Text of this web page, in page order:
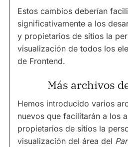
Estos cambios deberían
significativamente a los
y propietarios de sitios la
visualización de todos los
de Frontend.
Más archivos
Hemos introducido varios
nuevos que facilitarán a los
propietarios de sitios la
visualización del área del